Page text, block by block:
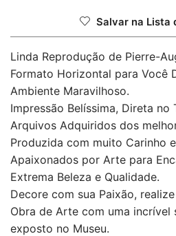
Salvar na Lista
Linda Reprodução de Pierre-
Formato Horizontal para Você
Ambiente Maravilhoso.
Impressão Belíssima, Direta no
Arquivos Adquiridos dos
Produzida com muito Carinho
Apaixonados por Arte para
Extrema Beleza e Qualidade.
Decore com sua Paixão,
Obra de Arte com uma incrível
exposto no Museu.